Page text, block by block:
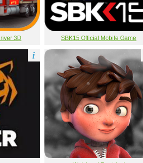
3D SBK15 Official Mobile Game
i